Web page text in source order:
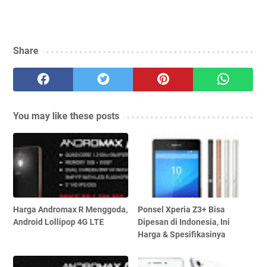
Share
You may like these posts
Harga Andromax R Menggoda,
Android Lollipop 4G LTE
Ponsel Xperia Z3+ Bisa
Dipesan di Indonesia, Ini
Harga & Spesifikasinya